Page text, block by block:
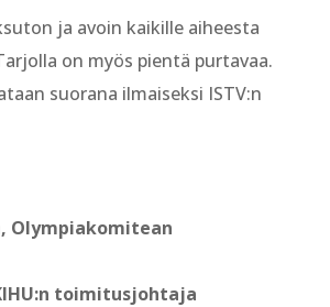
ja avoin kaikille aiheesta
on myös pientä purtavaa.
suorana ilmaiseksi ISTV:n
Olympiakomitean
toimitusjohtaja